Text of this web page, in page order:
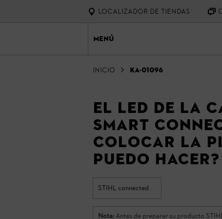
Localizador de tiendas
Menú
Inicio KA-01096
El LED de la
Smart
colocar la
puedo hacer?
STIHL connected
Nota: Antes de preparar su producto